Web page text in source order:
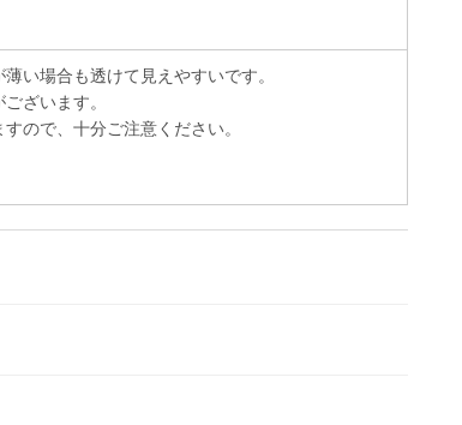
い場合も透けて見えやすいです。
ざいます。
ので、十分ご注意ください。